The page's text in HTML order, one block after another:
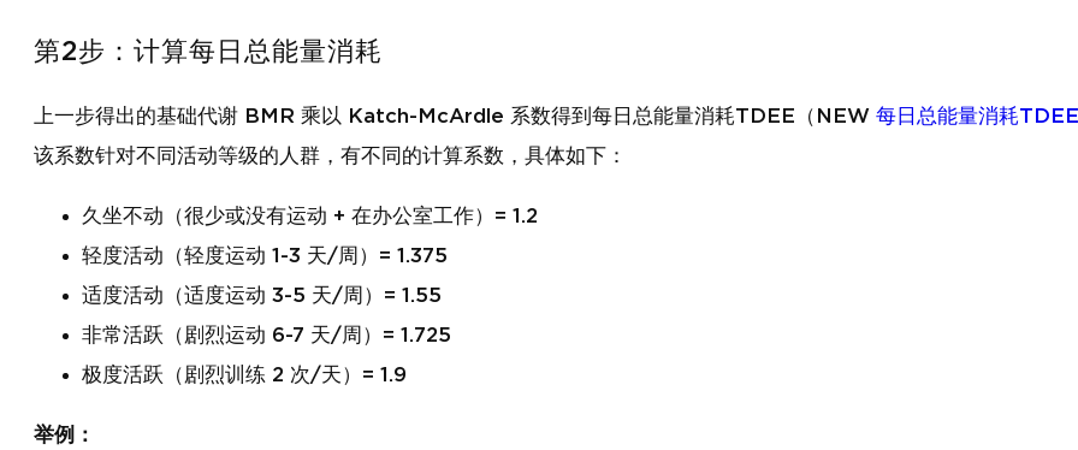
第2步：计算每日总能量消耗
上一步得出的基础代谢 BMR 乘以 Katch-McArdle 系数得到每日总能量消耗TDEE（NEW 每日总能量消耗
该系数针对不同活动等级的人群，有不同的计算系数，具体如下：
久坐不动（很少或没有运动 + 在办公室工作）= 1.2
轻度活动（轻度运动 1-3 天/周）= 1.375
适度活动（适度运动 3-5 天/周）= 1.55
非常活跃（剧烈运动 6-7 天/周）= 1.725
极度活跃（剧烈训练 2 次/天）= 1.9
举例：